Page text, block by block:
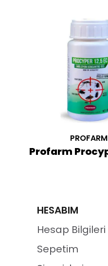
PROFARM
HESABIM
Hesap Bilgileri
Sepetim